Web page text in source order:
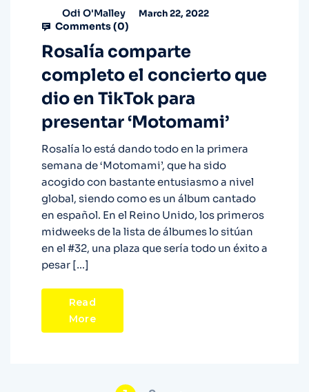
Odi O'Malley March 22, 2022
Comments (0)
Rosalía comparte
completo el concierto que
dio en TikTok para
presentar ‘Motomami’
Rosalía lo está dando todo en la primera
semana de ‘Motomami’, que ha sido
acogido con bastante entusiasmo a nivel
global, siendo como es un álbum cantado
en español. En el Reino Unido, los primeros
midweeks de la lista de álbumes lo sitúan
en el #32, una plaza que sería todo un éxito a
pesar […]
Read
More